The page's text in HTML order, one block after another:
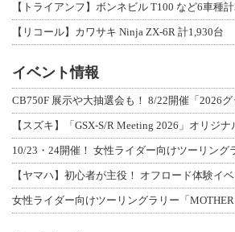
【リコール】カワサキ Ninja ZX-6R 計1,930台
イベント情報
CB750F 展示や大抽選会も！ 8/22開催「2026
【スズキ】「GSX-S/R Meeting 2026」オリジ
10/23・24開催！ 女性ライダー向けツーリング
【ヤマハ】初心者が主役！ オフロード体験イ
女性ライダー向けツーリングラリー「MOTHER